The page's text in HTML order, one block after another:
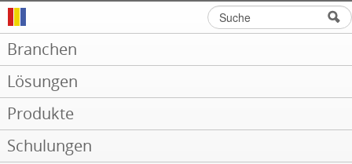
Branchen
Lösungen
Produkte
Schulungen
Suchformular
Suche